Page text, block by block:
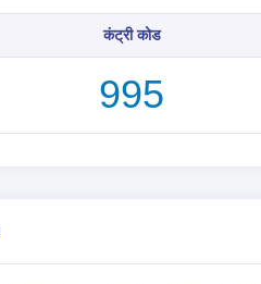
कंट्री कोड
995